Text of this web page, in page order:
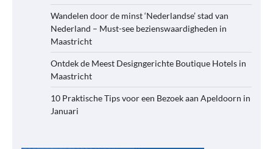
Wandelen door de minst ‘Nederlandse’ stad van
Nederland – Must-see bezienswaardigheden in
Maastricht
Ontdek de Meest Designgerichte Boutique Hotels in
Maastricht
10 Praktische Tips voor een Bezoek aan Apeldoorn in
Januari